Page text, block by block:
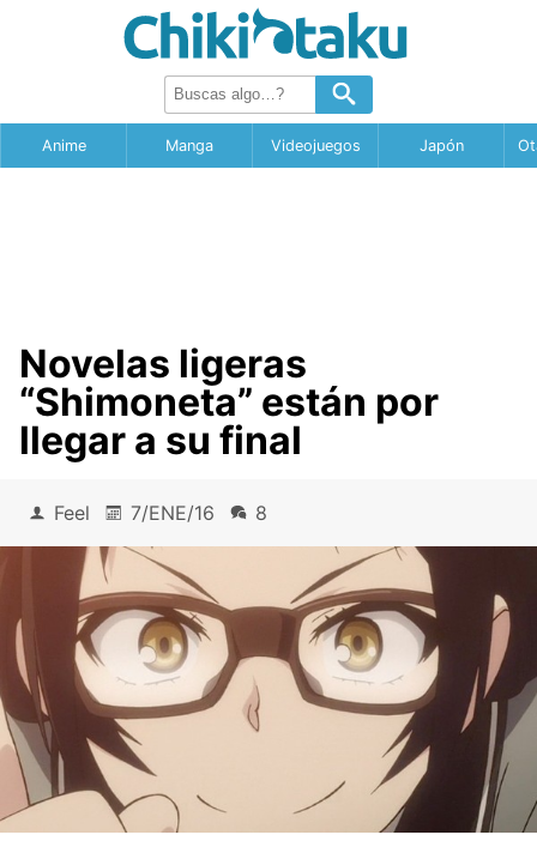
Anime Manga Videojuegos Japón
Novelas ligeras
“Shimoneta” están por
llegar a su final
Feel 7/ENE/16 8